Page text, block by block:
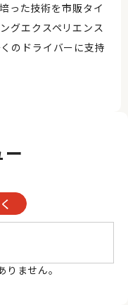
った技術を市販タイ
グエクスペリエンス
のドライバーに支持
りません。